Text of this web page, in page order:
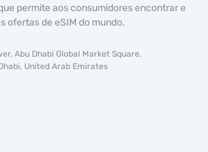
permite aos consumidores encontrar e
ofertas de eSIM do mundo.
Abu Dhabi Global Market Square,
United Arab Emirates